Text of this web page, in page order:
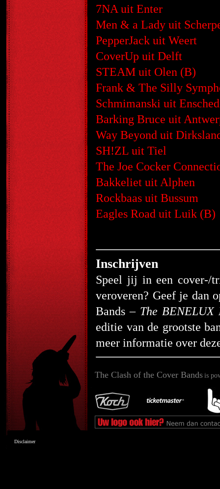
7NA uit Enter
Men & a Lady uit
PepperJack uit Weert
CoverUp uit Delft
STEAM uit Olen (B)
Frank & The Silly
Schmimanski uit
Barking Bruce uit
Way Beyond uit
SH!ZL uit Tiel
The Joe Cocker
Bakkeliet uit Alphen
Rockbaas uit Bussum
Eagles Road uit Luik (B)
Inschrijven
Speel jij in een cover-/
veroveren? Geef je dan
Bands – The
editie van de grootste
meer informatie over
The Clash of the Cover Bands is
Disclaimer